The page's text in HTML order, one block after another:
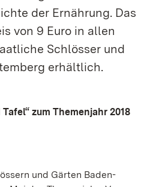
der Ernährung. Das
von 9 Euro in allen
Schlösser und
erhältlich.
zum Themenjahr 2018
und Gärten Baden-